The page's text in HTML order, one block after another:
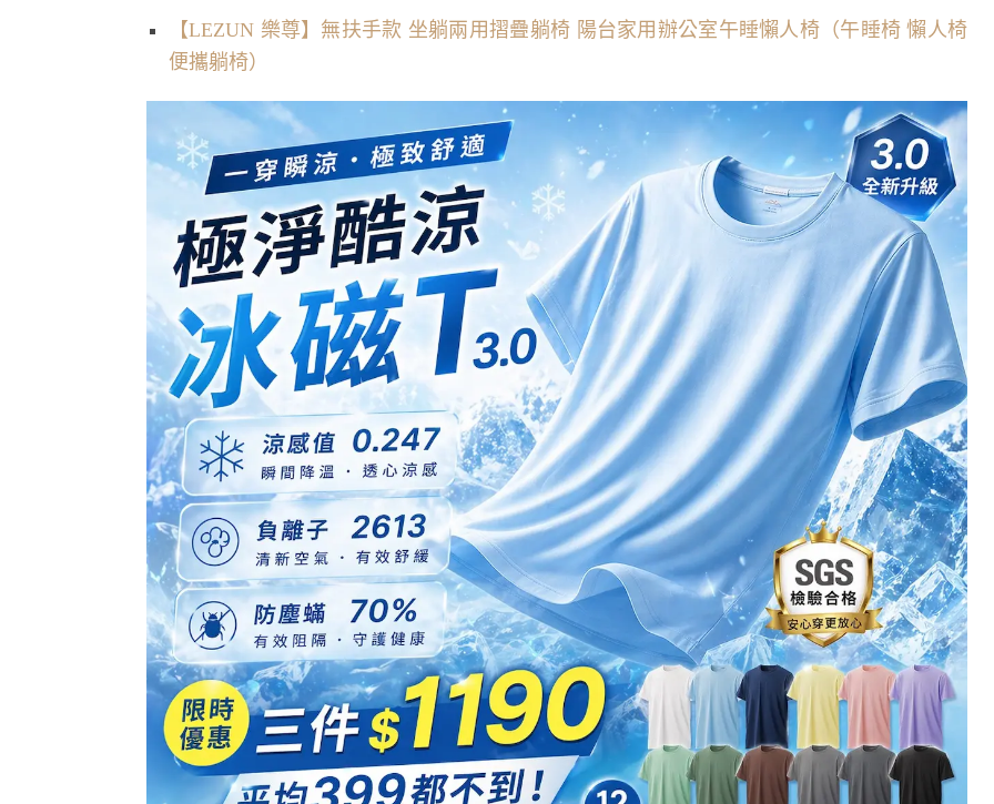
【LEZUN 樂尊】無扶手款 坐躺兩用摺疊躺椅 陽台家用辦公室午睡懶人椅（午睡椅 懶人椅
便攜躺椅）